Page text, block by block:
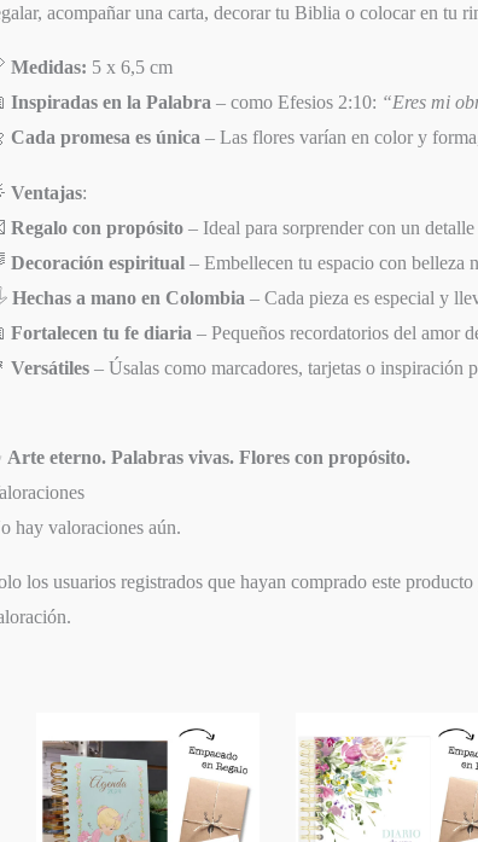
acompañar una carta, decorar tu Biblia o colocar en tu
Medidas: 5 x 6,5 cm
Inspiradas en la Palabra – como Efesios 2:10: “Eres mi
Cada promesa es única – Las flores varían en color y
Ventajas:
Regalo con propósito – Ideal para sorprender con un
Decoración espiritual – Embellecen tu espacio con belleza
Hechas a mano en Colombia – Cada pieza es especial y
Fortalecen tu fe diaria – Pequeños recordatorios del amor
Versátiles – Úsalas como marcadores, tarjetas o inspiración
Arte eterno. Palabras vivas. Flores con propósito.
hay valoraciones aún.
los usuarios registrados que hayan comprado este producto